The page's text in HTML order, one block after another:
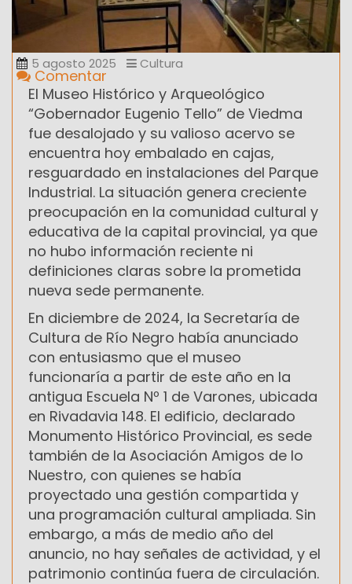
5 agosto 2025 Cultura
Comentar
El Museo Histórico y Arqueológico
“Gobernador Eugenio Tello” de Viedma
fue desalojado y su valioso acervo se
encuentra hoy embalado en cajas,
resguardado en instalaciones del Parque
Industrial. La situación genera creciente
preocupación en la comunidad cultural y
educativa de la capital provincial, ya que
no hubo información reciente ni
definiciones claras sobre la prometida
nueva sede permanente.
En diciembre de 2024, la Secretaría de
Cultura de Río Negro había anunciado
con entusiasmo que el museo
funcionaría a partir de este año en la
antigua Escuela Nº 1 de Varones, ubicada
en Rivadavia 148. El edificio, declarado
Monumento Histórico Provincial, es sede
también de la Asociación Amigos de lo
Nuestro, con quienes se había
proyectado una gestión compartida y
una programación cultural ampliada. Sin
embargo, a más de medio año del
anuncio, no hay señales de actividad, y el
patrimonio continúa fuera de circulación.